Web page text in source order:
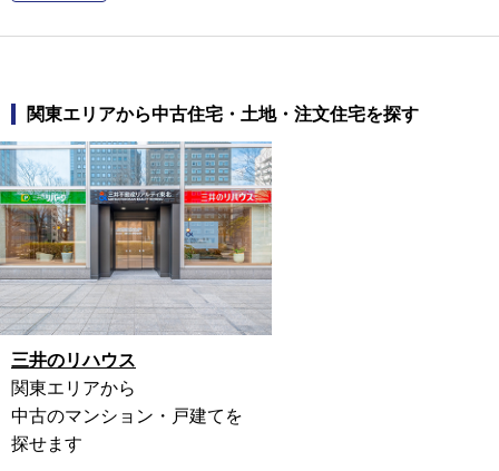
関東エリアから中古住宅・土地・注文住宅を探す
三井のリハウス
関東エリアから
中古のマンション・戸建てを
探せます